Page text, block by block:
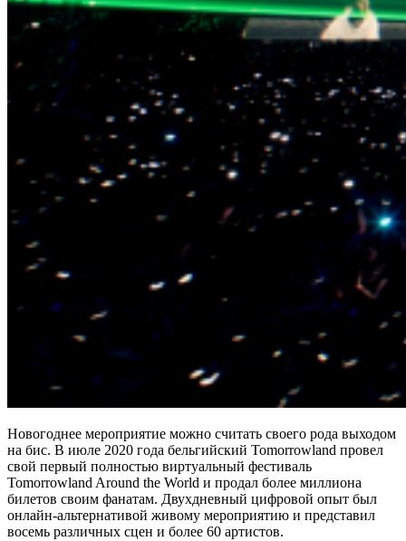
Новогоднее мероприятие можно считать своего рода выходом
на бис. В июле 2020 года бельгийский Tomorrowland провел
свой первый полностью виртуальный фестиваль
Tomorrowland Around the World и продал более миллиона
билетов своим фанатам. Двухдневный цифровой опыт был
онлайн-альтернативой живому мероприятию и представил
восемь различных сцен и более 60 артистов.